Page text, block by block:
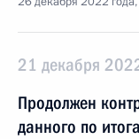
21 декабря
Продолжен
данного по